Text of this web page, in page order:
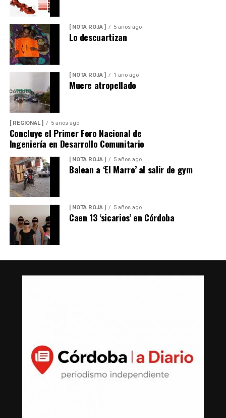
[ NOTA ROJA ] 5 años ago
Lo descuartizan
[ NOTA ROJA ] 1 año ago
Muere atropellado
[ REGIONAL ] 5 años ago
Concluye el Primer Foro Nacional de
Ingeniería en Desarrollo Comunitario
[ NOTA ROJA ] 5 años ago
Balean a ‘El Marro’ al salir de gym
[ NOTA ROJA ] 5 años ago
Caen 13 ‘sicarios’ en Córdoba